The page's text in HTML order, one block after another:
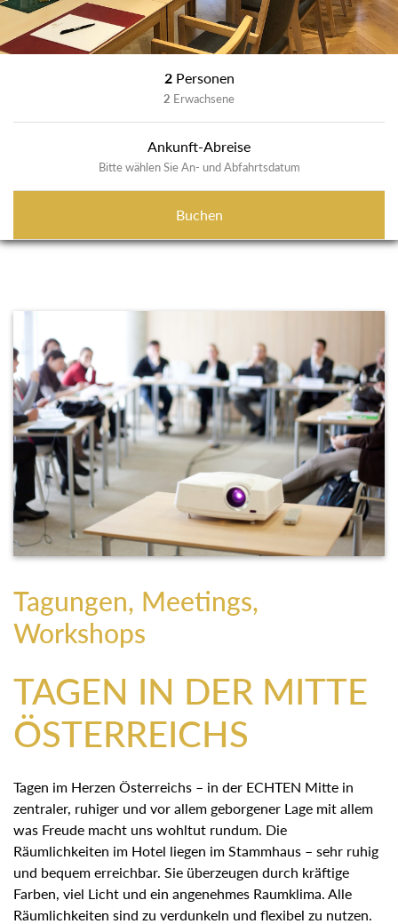
2 Personen
2 Erwachsene
Ankunft-Abreise
Bitte wählen Sie An- und Abfahrtsdatum
Buchen
Tagungen, Meetings,
Workshops
TAGEN IN DER MITTE
ÖSTERREICHS
Tagen im Herzen Österreichs – in der ECHTEN Mitte in
zentraler, ruhiger und vor allem geborgener Lage mit allem
was Freude macht uns wohltut rundum. Die
Räumlichkeiten im Hotel liegen im Stammhaus – sehr ruhig
und bequem erreichbar. Sie überzeugen durch kräftige
Farben, viel Licht und ein angenehmes Raumklima. Alle
Räumlichkeiten sind zu verdunkeln und flexibel zu nutzen.